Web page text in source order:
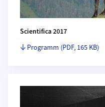
Scientifica 2017
Programm (PDF, 165 KB)